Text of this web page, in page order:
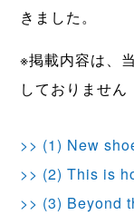
きました。
※掲載内容は、
しておりません
>> (1) New
>> (2) This is
>> (3) Beyond